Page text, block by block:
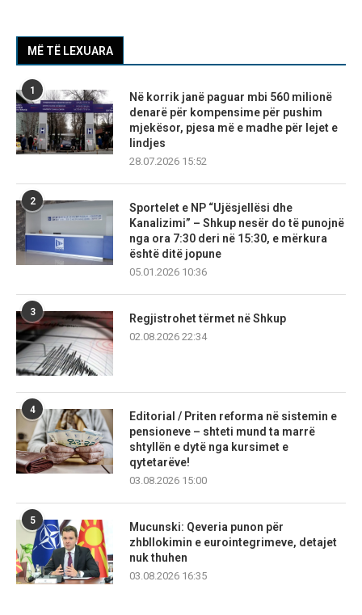
MË TË LEXUARA
1
Në korrik janë paguar mbi 560 milionë
denarë për kompensime për pushim
mjekësor, pjesa më e madhe për lejet e
lindjes
28.07.2026 15:52
2
Sportelet e NP “Ujësjellësi dhe
Kanalizimi” – Shkup nesër do të punojnë
nga ora 7:30 deri në 15:30, e mërkura
është ditë jopune
05.01.2026 10:36
3
Regjistrohet tërmet në Shkup
02.08.2026 22:34
4
Editorial / Priten reforma në sistemin e
pensioneve – shteti mund ta marrë
shtyllën e dytë nga kursimet e
qytetarëve!
03.08.2026 15:00
5
Mucunski: Qeveria punon për
zhbllokimin e eurointegrimeve, detajet
nuk thuhen
03.08.2026 16:35